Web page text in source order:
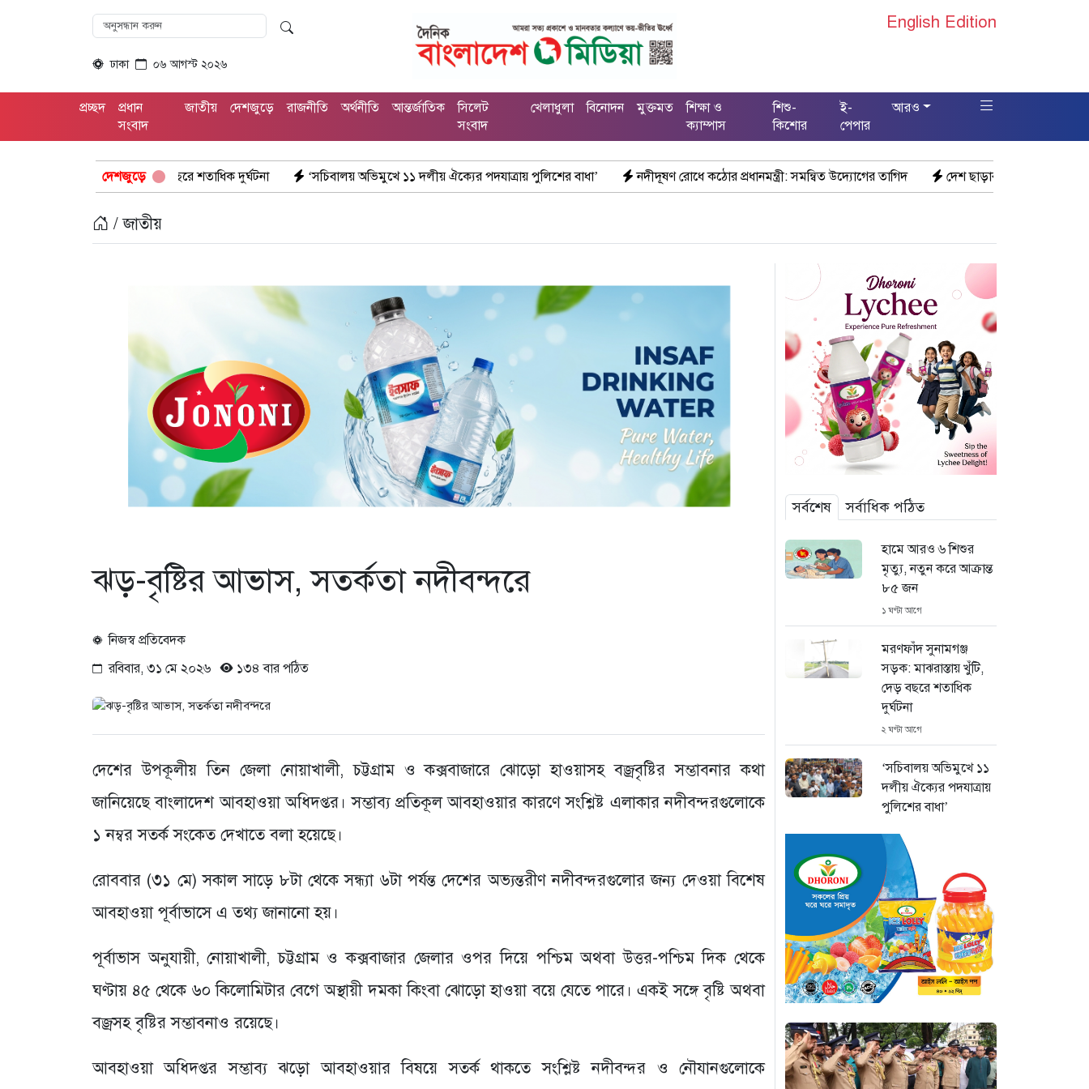
ঢাকা ০৬ আগস্ট ২০২৬
English Edition
প্রচ্ছদ
প্রধান
সংবাদ
জাতীয় দেশজুড়ে রাজনীতি অর্থনীতি আন্তর্জাতিক
সিলেট
সংবাদ
খেলাধুলা বিনোদন মুক্তমত
শিক্ষা ও
ক্যাম্পাস
শিশু-
কিশোর
ই-
পেপার
আরও
দেশজুড়ে
খুঁটি, দেড় বছরে শতাধিক দুর্ঘটনা ‘সচিবালয় অভিমুখে ১১ দলীয় ঐক্যের পদযাত্রায় পুলিশের বাধা’ নদীদূষণ রোধে কঠোর প্রধানমন্ত্রী: সমন্বিত উদ্যোগের তাগিদ দেশ ছাড়ার পর হাসিনা পরিবারের সদস্যরা এখন
/ জাতীয়
ঝড়-বৃষ্টির আভাস, সতর্কতা নদীবন্দরে
নিজস্ব প্রতিবেদক
রবিবার, ৩১ মে ২০২৬
১৩৪ বার পঠিত
দেশের উপকূলীয় তিন জেলা নোয়াখালী, চট্টগ্রাম ও কক্সবাজারে ঝোড়ো হাওয়াসহ বজ্রবৃষ্টির সম্ভাবনার কথা
জানিয়েছে বাংলাদেশ আবহাওয়া অধিদপ্তর। সম্ভাব্য প্রতিকূল আবহাওয়ার কারণে সংশ্লিষ্ট এলাকার নদীবন্দরগুলোকে
১ নম্বর সতর্ক সংকেত দেখাতে বলা হয়েছে।
রোববার (৩১ মে) সকাল সাড়ে ৮টা থেকে সন্ধ্যা ৬টা পর্যন্ত দেশের অভ্যন্তরীণ নদীবন্দরগুলোর জন্য দেওয়া বিশেষ
আবহাওয়া পূর্বাভাসে এ তথ্য জানানো হয়।
পূর্বাভাস অনুযায়ী, নোয়াখালী, চট্টগ্রাম ও কক্সবাজার জেলার ওপর দিয়ে পশ্চিম অথবা উত্তর-পশ্চিম দিক থেকে
ঘণ্টায় ৪৫ থেকে ৬০ কিলোমিটার বেগে অস্থায়ী দমকা কিংবা ঝোড়ো হাওয়া বয়ে যেতে পারে। একই সঙ্গে বৃষ্টি অথবা
বজ্রসহ বৃষ্টির সম্ভাবনাও রয়েছে।
আবহাওয়া অধিদপ্তর সম্ভাব্য ঝড়ো আবহাওয়ার বিষয়ে সতর্ক থাকতে সংশ্লিষ্ট নদীবন্দর ও নৌযানগুলোকে
সর্বশেষ সর্বাধিক পঠিত
হামে আরও ৬ শিশুর
মৃত্যু, নতুন করে আক্রান্ত
৮৫ জন
১ ঘণ্টা আগে
মরণফাঁদ সুনামগঞ্জ
সড়ক: মাঝরাস্তায় খুঁটি,
দেড় বছরে শতাধিক
দুর্ঘটনা
২ ঘণ্টা আগে
‘সচিবালয় অভিমুখে ১১
দলীয় ঐক্যের পদযাত্রায়
পুলিশের বাধা’
নদীদূষণ রোধে কঠোর
প্রধানমন্ত্রী: সমন্বিত
উদ্যোগের তাগিদ
২ ঘণ্টা আগে
দেশ ছাড়ার পর হাসিনা
পরিবারের সদস্যরা এখন
কোথায়?
৩ ঘণ্টা আগে
ইরান সংকটে ইতিবাচক